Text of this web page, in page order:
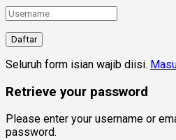
Seluruh form isian wajib diisi.
Retrieve your password
Please enter your username or
password.